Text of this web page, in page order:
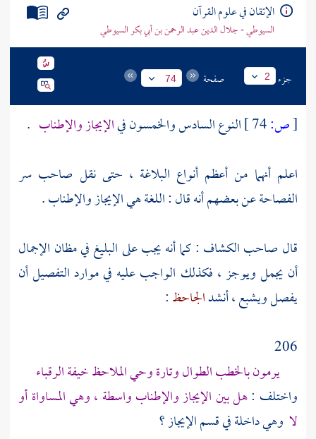
الإتقان في علوم القرآن
السيوطي - جلال الدين عبد الرحمن بن أبي بكر السيوطي
جزء 2 صفحة 74
[ص: النوع السادس والخمسون فيالإيجاز والإطناب .
اعلم أنهما من أعظم أنواع البلاغة ، حتى نقل صاحب سر
الفصاحة عن بعضهم أنه قال : اللغة هي الإيجاز والإطناب .
قال صاحب الكشاف : كما أنه يجب على البليغ في مظان الإجمال
أن يجمل ويوجز ، فكذلك الواجب عليه في موارد التفصيل أن
يفصل ويشبع ، أنشدالجاحظ:
206
يرمون بالخطب الطوال وتارة وحي الملاحظ خيفة الرقباء
واختلف :هل بين الإيجاز والإطناب واسطة ، وهي المساواة أو
لا وهي داخلة في قسم الإيجاز ؟